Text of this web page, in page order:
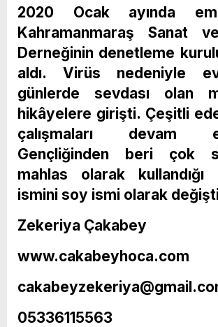
2020 Ocak ayında
Kahramanmaraş Sanat
Derneğinin denetleme
aldı. Virüs nedeniyle
günlerde sevdası olan
hikâyelere girişti. Çeşitli
çalışmaları devam
Gençliğinden beri çok
mahlas olarak kullandığı
ismini soy ismi olarak
Zekeriya Çakabey
www.cakabeyhoca.com
05336115563